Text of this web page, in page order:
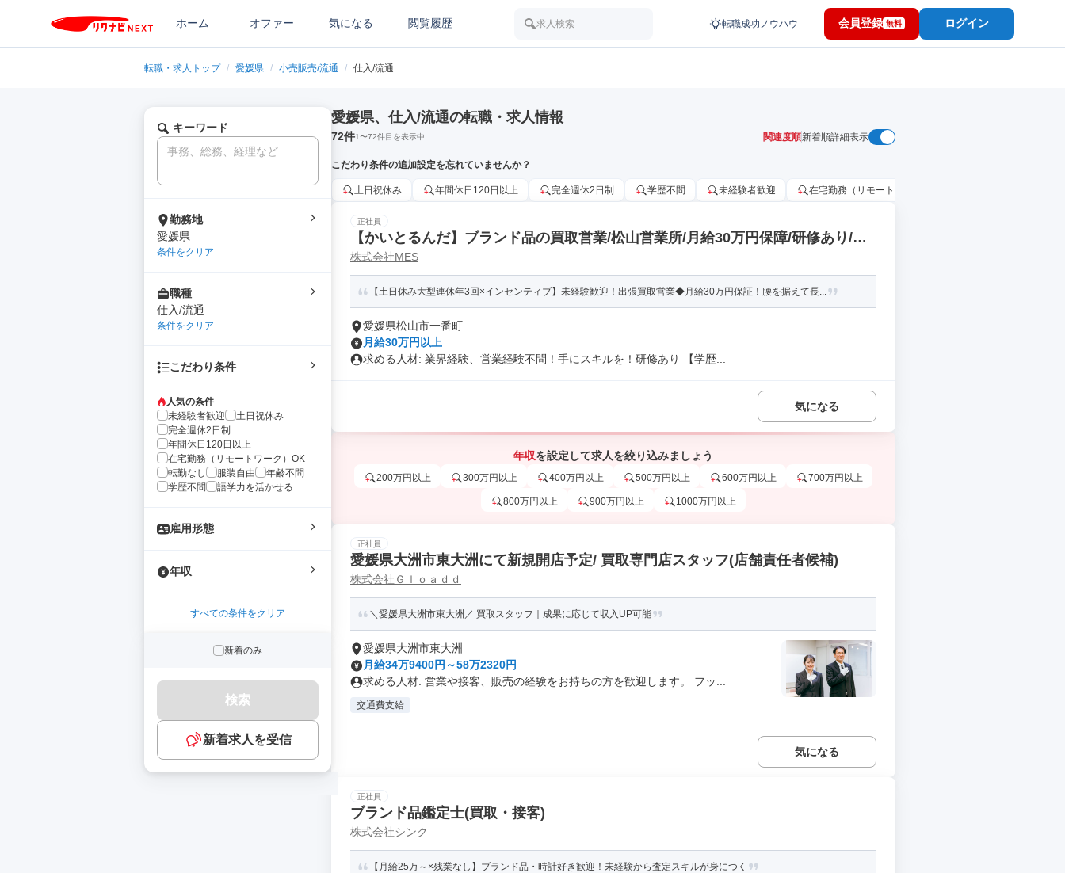
ホーム オファー 気になる 閲覧履歴 求人検索 転職成功ノウハウ 会員登録 無料 ログイン
転職・求人トップ / 愛媛県 / 小売販売/流通 / 仕入/流通
キーワード
勤務地
愛媛県
条件をクリア
職種
仕入/流通
条件をクリア
こだわり条件
人気の条件
未経験者歓迎
土日祝休み
完全週休2日制
年間休日120日以上
在宅勤務（リモートワーク）OK
転勤なし
服装自由
年齢不問
学歴不問
語学力を活かせる
雇用形態
年収
すべての条件をクリア
新着のみ
検索
新着求人を受信
愛媛県、仕入/流通の転職・求人情報
72件1〜72件目を表示中 関連度順新着順詳細表示
こだわり条件の追加設定を忘れていませんか？
土日祝休み 年間休日120日以上 完全週休2日制 学歴不問 未経験者歓迎 在宅勤務（リモートワーク）OK
正社員
【かいとるんだ】ブランド品の買取営業/松山営業所/月給30万円保障/研修あり/土
日休み年間休日120日~
株式会社MES
【土日休み大型連休年3回×インセンティブ】未経験歓迎！出張買取営業◆月給30万円保証！腰を据えて長...
愛媛県松山市一番町
月給30万円以上
求める人材: 業界経験、営業経験不問！手にスキルを！研修あり 【学歴...
気になる
年収を設定して求人を絞り込みましょう
200万円以上 300万円以上 400万円以上 500万円以上 600万円以上 700万円以上
800万円以上 900万円以上 1000万円以上
正社員
愛媛県大洲市東大洲にて新規開店予定/ 買取専門店スタッフ(店舗責任者候補)
株式会社Ｇｌｏａｄｄ
＼愛媛県大洲市東大洲／ 買取スタッフ｜成果に応じて収入UP可能
愛媛県大洲市東大洲
月給34万9400円～58万2320円
求める人材: 営業や接客、販売の経験をお持ちの方を歓迎します。 フッ...
交通費支給
気になる
正社員
ブランド品鑑定士(買取・接客)
株式会社シンク
【月給25万～×残業なし】ブランド品・時計好き歓迎！未経験から査定スキルが身につく